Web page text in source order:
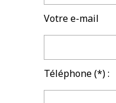
Votre e-mail
Téléphone (*) :